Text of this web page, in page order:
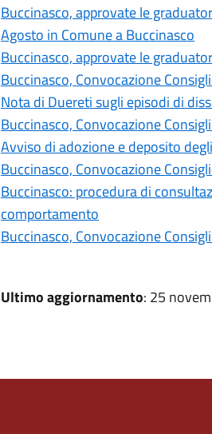
Buccinasco, approvate le
Agosto in Comune a Buccinasco
Buccinasco, approvate le
Buccinasco, Convocazione
Nota di Duereti sugli episodi di
Buccinasco, Convocazione
Avviso di adozione e deposito
Buccinasco, Convocazione
Buccinasco: procedura di
comportamento
Buccinasco, Convocazione
Ultimo aggiornamento: 25